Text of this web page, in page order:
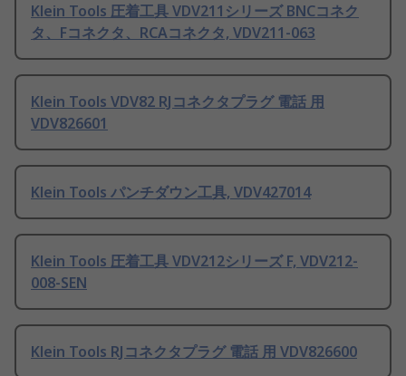
Klein Tools 圧着工具 VDV211シリーズ BNCコネク
タ、Fコネクタ、RCAコネクタ, VDV211-063
Klein Tools VDV82 RJコネクタプラグ 電話 用
VDV826601
Klein Tools パンチダウン工具, VDV427014
Klein Tools 圧着工具 VDV212シリーズ F, VDV212-
008-SEN
Klein Tools RJコネクタプラグ 電話 用 VDV826600